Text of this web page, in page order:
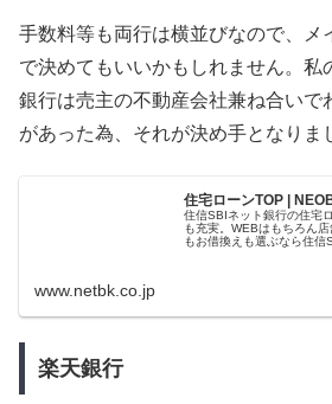
手数料等も両行は横並びなので、メ
で決めてもいいかもしれません。私
銀行は売主の不動産会社兼ね合いで
があった為、それが決め手となりま
住宅ローンTOP |
住信SBIネット銀行の住宅
も充実。WEBはもちろん
もお借換えも選ぶなら住信
www.netbk.co.jp
楽天銀行